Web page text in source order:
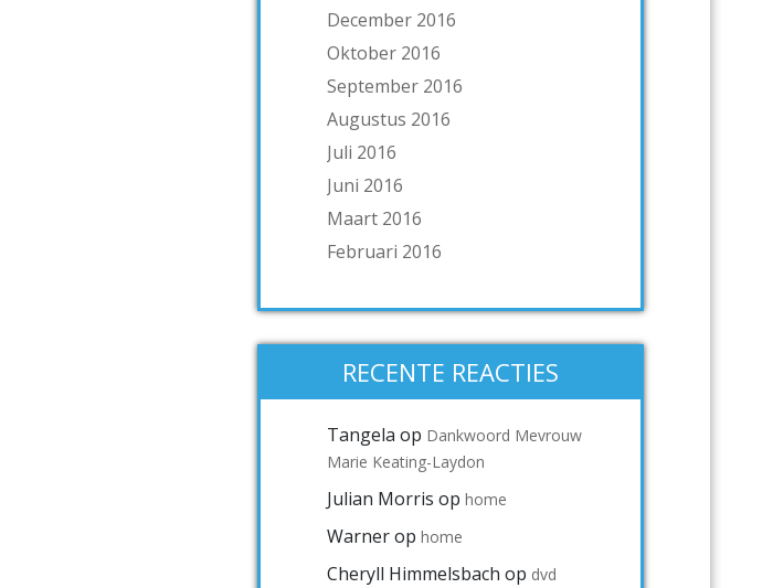
December 2016
Oktober 2016
September 2016
Augustus 2016
Juli 2016
Juni 2016
Maart 2016
Februari 2016
RECENTE REACTIES
Tangela op Dankwoord Mevrouw
Marie Keating-Laydon
Julian Morris op home
Warnerop home
Cheryll Himmelsbach op dvd